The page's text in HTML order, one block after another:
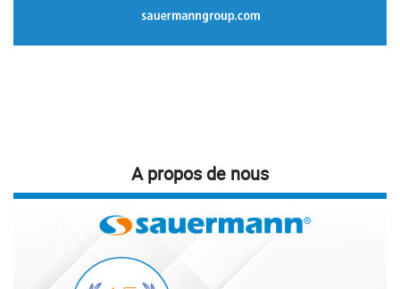
A propos de nous